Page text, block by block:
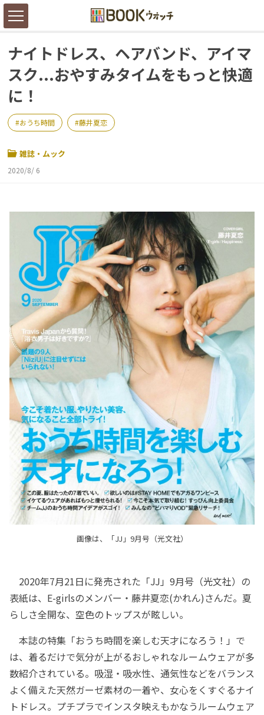
ナイトドレス、ヘアバンド、アイマ
スク...おやすみタイムをもっと快適
に！
おうち時間 藤井夏恋
雑誌・ムック
2020/8/ 6
画像は、「JJ」9月号（光文社）
2020年7月21日に発売された「JJ」9月号（光文社）の
表紙は、E-girlsのメンバー・藤井夏恋(かれん)さんだ。夏
らしさ全開な、空色のトップスが眩しい。
本誌の特集「おうち時間を楽しむ天才になろう！」で
は、着るだけで気分が上がるおしゃれなルームウェアが多
数紹介されている。吸湿・吸水性、通気性などをバランス
よく備えた天然ガーゼ素材の一着や、女心をくすぐるナイ
トドレス。プチプラでインスタ映えもかなうルームウェア